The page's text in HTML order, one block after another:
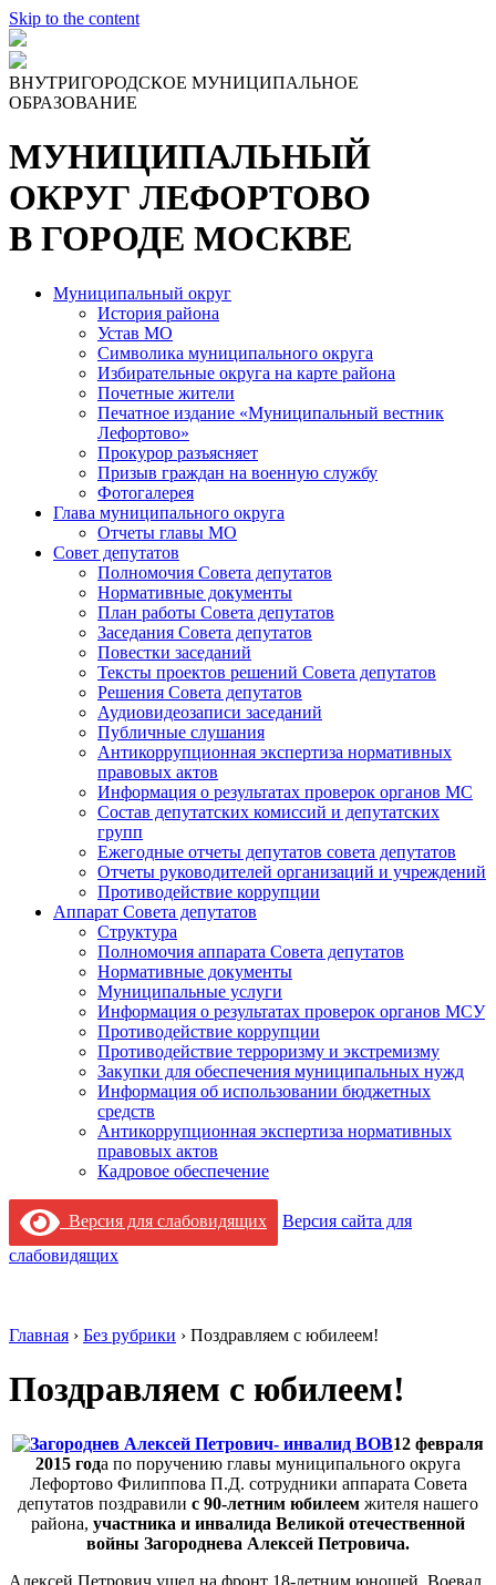
Skip to the content
ВНУТРИГОРОДСКОЕ МУНИЦИПАЛЬНОЕ
ОБРАЗОВАНИЕ
МУНИЦИПАЛЬНЫЙ
ОКРУГ ЛЕФОРТОВО
В ГОРОДЕ МОСКВЕ
Муниципальный округ
История района
Устав МО
Символика муниципального округа
Избирательные округа на карте района
Почетные жители
Печатное издание «Муниципальный вестник
Лефортово»
Прокурор разъясняет
Призыв граждан на военную службу
Фотогалерея
Глава муниципального округа
Отчеты главы МО
Совет депутатов
Полномочия Совета депутатов
Нормативные документы
План работы Совета депутатов
Заседания Cовета депутатов
Повестки заседаний
Тексты проектов решений Совета депутатов
Решения Совета депутатов
Аудиовидеозаписи заседаний
Публичные слушания
Антикоррупционная экспертиза нормативных
правовых актов
Информация о результатах проверок органов МС
Состав депутатских комиссий и депутатских
групп
Ежегодные отчеты депутатов совета депутатов
Отчеты руководителей организаций и учреждений
Противодействие коррупции
Аппарат Совета депутатов
Структура
Полномочия аппарата Совета депутатов
Нормативные документы
Муниципальные услуги
Информация о результатах проверок органов МСУ
Противодействие коррупции
Противодействие терроризму и экстремизму
Закупки для обеспечения муниципальных нужд
Информация об использовании бюджетных
средств
Антикоррупционная экспертиза нормативных
правовых актов
Кадровое обеспечение
Версия для слабовидящих
Версия сайта для
слабовидящих
Главная › Без рубрики › Поздравляем с юбилеем!
Поздравляем с юбилеем!
12 февраля
2015 года по поручению главы муниципального округа
Лефортово Филиппова П.Д. сотрудники аппарата Совета
депутатов поздравили с 90-летним юбилеем жителя нашего
района, участника и инвалида Великой отечественной
войны Загороднева Алексей Петровича.
Алексей Петрович ушел на фронт 18-летним юношей. Воевал